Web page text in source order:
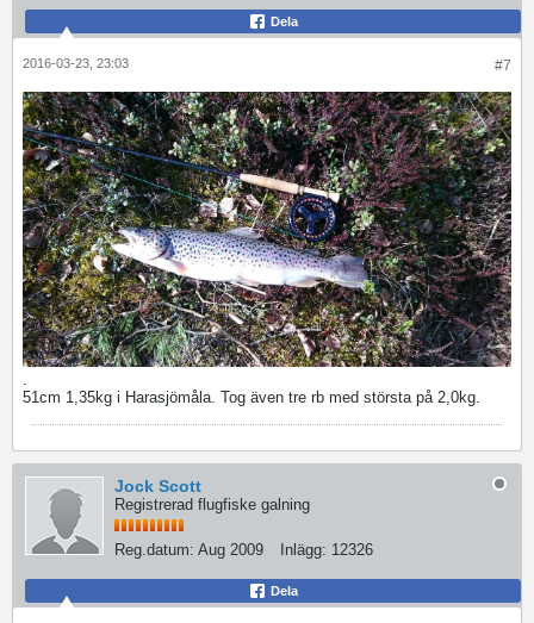
Dela
#7
2016-03-23, 23:03
51cm 1,35kg i Harasjömåla. Tog även tre rb med största på 2,0kg.
Jock Scott
Registrerad flugfiske galning
Reg.datum: Aug 2009 Inlägg: 12326
Dela